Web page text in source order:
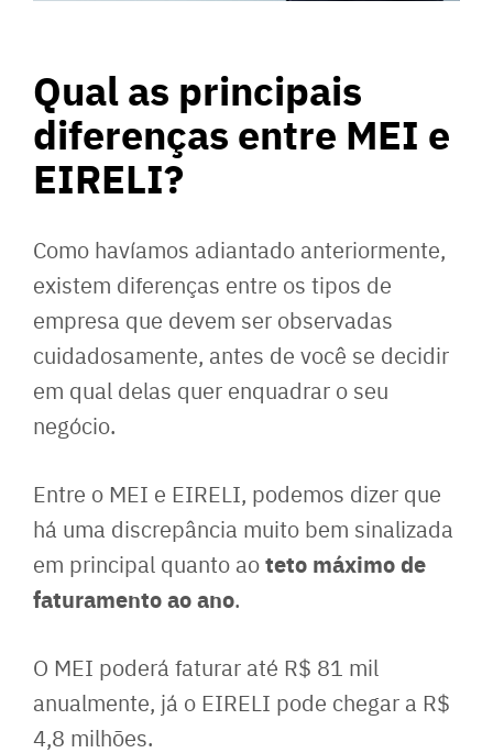
Qual as principais
diferenças entre MEI e
EIRELI?
Como havíamos adiantado anteriormente,
existem diferenças entre os tipos de
empresa que devem ser observadas
cuidadosamente, antes de você se decidir
em qual delas quer enquadrar o seu
negócio.
Entre o MEI e EIRELI, podemos dizer que
há uma discrepância muito bem sinalizada
em principal quanto aoteto máximo de
faturamento ao ano.
O MEI poderá faturar até R$ 81 mil
anualmente, já o EIRELI pode chegar a R$
4,8 milhões.